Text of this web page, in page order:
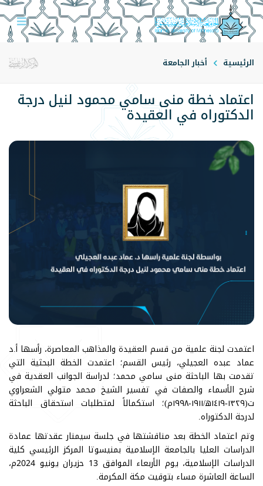
الرئيسية أخبار الجامعة
اعتماد خطة منى سامي محمود لنيل درجة
الدكتوراه في العقيدة
اعتمدت لجنة علمية من قسم العقيدة والمذاهب المعاصرة، رأسها أ.د
عماد عبده العجيلي، رئيس القسم؛ اعتمدت الخطة البحثية التي
تقدمت بها الباحثة منى سامي محمد؛ لدراسة الجوانب العقدية في
شرح الأسماء والصفات في تفسير الشيخ محمد متولي الشعراوي
ت(١٣٢٩-١٤١٩ه‍/١٩١١-١٩٩٨م)؛ استكمالاً لمتطلبات استحقاق الباحثة
لدرجة الدكتوراه.
وتم اعتماد الخطة بعد مناقشتها في جلسة سيمنار عقدتها عمادة
الدراسات العليا بالجامعة الإسلامية بمنيسوتا المركز الرئيسي كلية
الدراسات الإسلامية، يوم الأربعاء الموافق 13 حزيران يونيو 2024م،
الساعة العاشرة مساء بتوقيت مكة المكرمة.